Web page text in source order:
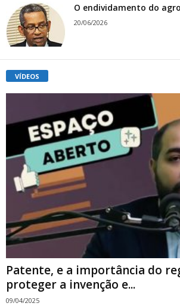
O endividamento do
20/06/2026
VÍDEOS
Patente, e a importância do
proteger a invenção e...
09/04/2025